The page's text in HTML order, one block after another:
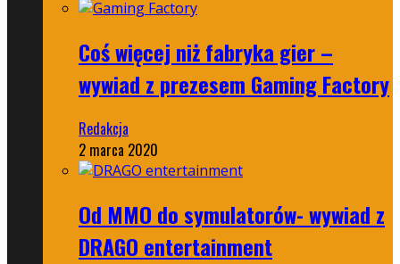
Coś więcej niż fabryka gier –
wywiad z prezesem Gaming Factory
Redakcja
2 marca 2020
Od MMO do symulatorów- wywiad z
DRAGO entertainment